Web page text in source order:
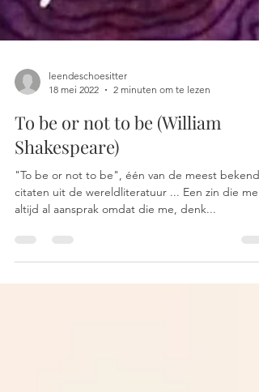
leendeschoesitter
18 mei 2022
2 minuten om te lezen
To be or not to be (William
Shakespeare)
"To be or not to be", één van de meest bekende
citaten uit de wereldliteratuur ... Een zin die me
altijd al aansprak omdat die me, denk...